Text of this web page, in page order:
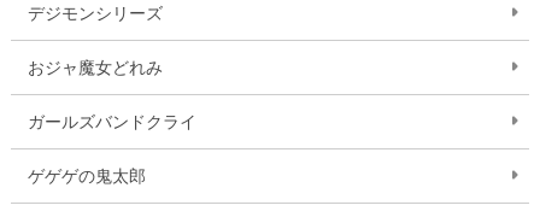
デジモンシリーズ
おジャ魔女どれみ
ガールズバンドクライ
ゲゲゲの鬼太郎